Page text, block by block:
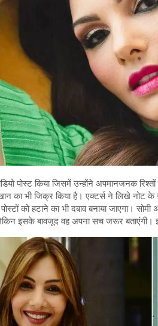
पोस्ट किया जिसमें उन्होंने अपमानजनक
का भी जिक्र किया है। एक्टर्स ने लिखे नोट के
को हटाने का भी दबाव बनाया जाएगा।
लेकिन इसके बावजूद वह अपना सच जरूर बताएंगी।